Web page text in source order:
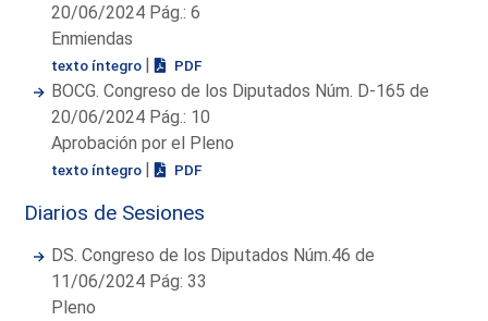
20/06/2024 Pág.: 6
Enmiendas
texto íntegro | PDF
BOCG. Congreso de los Diputados Núm. D-165 de
20/06/2024 Pág.: 10
Aprobación por el Pleno
texto íntegro | PDF
Diarios de Sesiones
DS. Congreso de los Diputados Núm.46 de
11/06/2024 Pág: 33
Pleno